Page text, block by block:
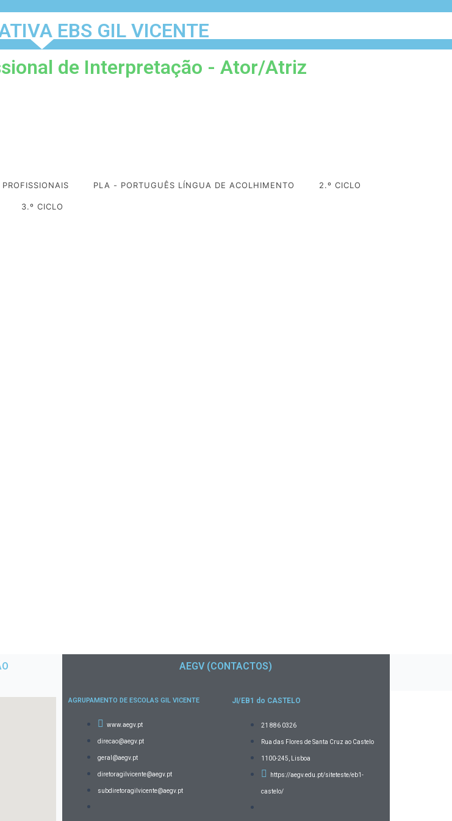
EBS GIL VICENTE
de Interpretação - Ator/Atriz
PLA - PORTUGUÊS LÍNGUA DE ACOLHIMENTO 2.º CICLO
3.º CICLO
AEGV (CONTACTOS)
AGRUPAMENTO DE ESCOLAS GIL VICENTE
www.aegv.pt
direcao@aegv.pt
geral@aegv.pt
diretoragilvicente@aegv.pt
subdiretoragilvicente@aegv.pt
JI/EB1 do CASTELO
21 886 0326
Rua das Flores de Santa Cruz ao Castelo
1100-245, Lisboa
https://aegv.edu.pt/siteteste/eb1-
castelo/